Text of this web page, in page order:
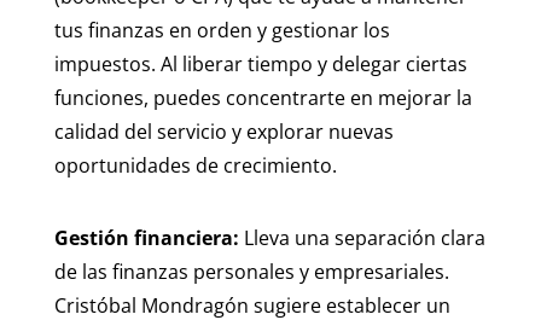
tus finanzas en orden y gestionar los
impuestos. Al liberar tiempo y delegar ciertas
funciones, puedes concentrarte en mejorar la
calidad del servicio y explorar nuevas
oportunidades de crecimiento.
Gestión financiera: Lleva una separación clara
de las finanzas personales y empresariales.
Cristóbal Mondragón sugiere establecer un